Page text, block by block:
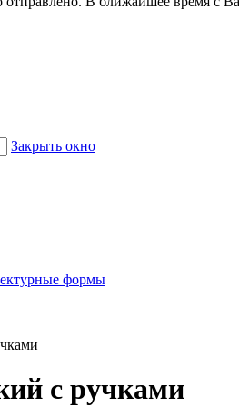
Закрыть окно
формы
с ручками